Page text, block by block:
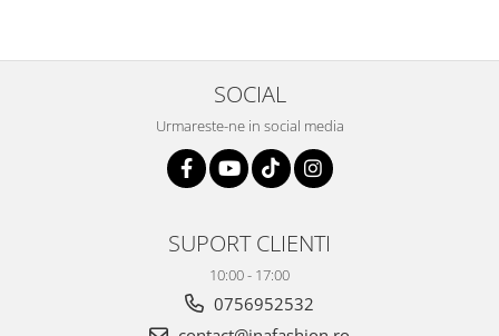
SOCIAL
Urmareste-ne in social media
SUPORT CLIENTI
10:00 - 17:00
0756952532